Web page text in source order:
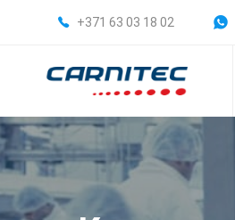
+371 63 03 18 02